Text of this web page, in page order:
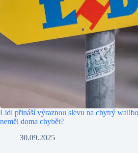
Lidl přináší výraznou slevu na chytrý
neměl doma chybět?
30.09.2025